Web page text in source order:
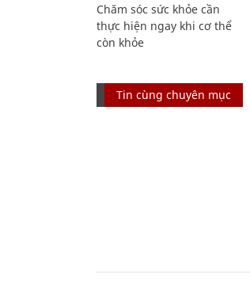
Chăm sóc sức khỏe cần
thực hiện ngay khi cơ thể
còn khỏe
Tin cùng chuyên mục